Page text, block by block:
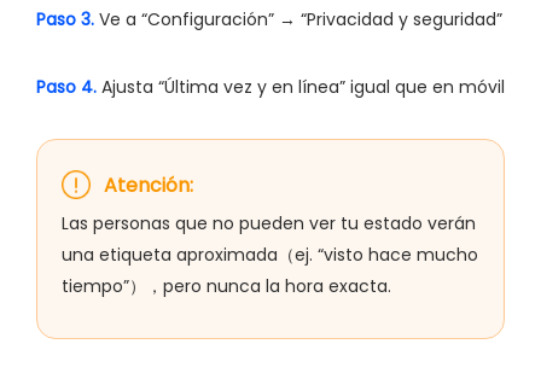
Paso 3. Ve a “Configuración” → “Privacidad y seguridad”
Paso 4. Ajusta “Última vez y en línea” igual que en móvil
Atención:
Las personas que no pueden ver tu estado verán
una etiqueta aproximada（ej. “visto hace mucho
tiempo”），pero nunca la hora exacta.